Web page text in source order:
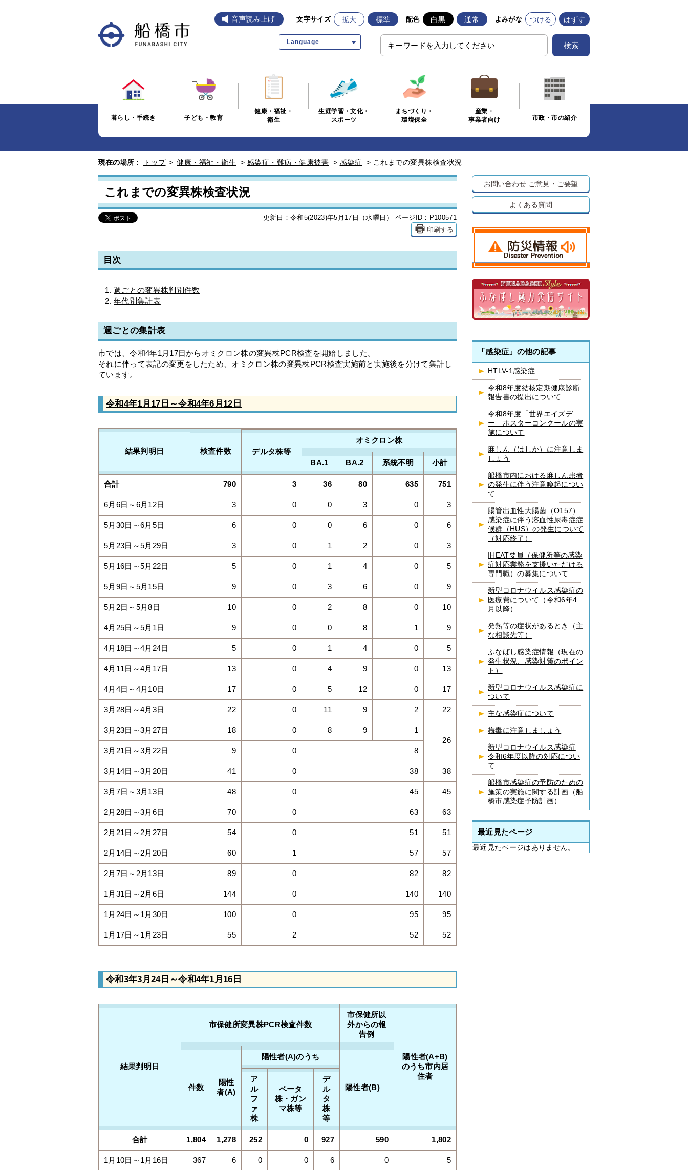
音声読み上げ 文字サイズ 拡大 標準 配色 白黒 通常 よみがな つける はずす
Language 検索
暮らし・手続き 子ども・教育
健康・福祉・
衛生
生涯学習・文化・
スポーツ
まちづくり・
環境保全
産業・
事業者向け
市政・市の紹介
現在の場所 : トップ > 健康・福祉・衛生 > 感染症・難病・健康被害 > 感染症 > これまでの変異株検査状況
これまでの変異株検査状況
更新日：令和5(2023)年5月17日（水曜日） ページID：P100571
印刷する
目次
週ごとの変異株判別件数
年代別集計表
週ごとの集計表
市では、令和4年1月17日からオミクロン株の変異株PCR検査を開始しました。
それに伴って表記の変更をしたため、オミクロン株の変異株PCR検査実施前と実施後を分けて集計し
ています。
令和4年1月17日～令和4年6月12日
結果判明日 検査件数 デルタ株等
オミクロン株
BA.1 BA.2 系統不明 小計
合計 790 3 36 80 635 751
6月6日～6月12日 3 0 0 3 0 3
5月30日～6月5日 6 0 0 6 0 6
5月23日～5月29日 3 0 1 2 0 3
5月16日～5月22日 5 0 1 4 0 5
5月9日～5月15日 9 0 3 6 0 9
5月2日～5月8日 10 0 2 8 0 10
4月25日～5月1日 9 0 0 8 1 9
4月18日～4月24日 5 0 1 4 0 5
4月11日～4月17日 13 0 4 9 0 13
4月4日～4月10日 17 0 5 12 0 17
3月28日～4月3日 22 0 11 9 2 22
3月23日～3月27日 18 0 8 9
1
26
3月21日～3月22日
9 0 8
3月14日～3月20日 41 0 38 38
3月7日～3月13日 48 0 45 45
2月28日～3月6日 70 0 63 63
2月21日～2月27日 54 0 51 51
2月14日～2月20日 60 1 57 57
2月7日～2月13日 89 0 82 82
1月31日～2月6日 144 0 140 140
1月24日～1月30日 100 0 95 95
1月17日～1月23日 55 2 52 52
令和3年3月24日～令和4年1月16日
結果判明日
市保健所変異株PCR検査件数
市保健所以
外からの報
告例
陽性者(A+B)
のうち市内居
住者
件数
陽性
者(A)
陽性者(A)のうち
陽性者(B)
ア
ル
フ
ァ
株
ベータ
株・ガン
マ株等
デ
ル
タ
株
等
合計 1,804 1,278 252 0 927 590 1,802
1月10日～1月16日 367 6 0 0 6 0 5
お問い合わせ ご意見・ご要望
よくある質問
「感染症」の他の記事
HTLV-1感染症
令和8年度結核定期健康診断
報告書の提出について
令和8年度「世界エイズデ
ー」ポスターコンクールの実
施について
麻しん（はしか）に注意しま
しょう
船橋市内における麻しん患者
の発生に伴う注意喚起につい
て
腸管出血性大腸菌（O157）
感染症に伴う溶血性尿毒症症
候群（HUS）の発生について
（対応終了）
IHEAT要員（保健所等の感染
症対応業務を支援いただける
専門職）の募集について
新型コロナウイルス感染症の
医療費について（令和6年4
月以降）
発熱等の症状があるとき（主
な相談先等）
ふなばし感染症情報（現在の
発生状況、感染対策のポイン
ト）
新型コロナウイルス感染症に
ついて
主な感染症について
梅毒に注意しましょう
新型コロナウイルス感染症
令和6年度以降の対応につい
て
船橋市感染症の予防のための
施策の実施に関する計画（船
橋市感染症予防計画）
最近見たページ
最近見たページはありません。